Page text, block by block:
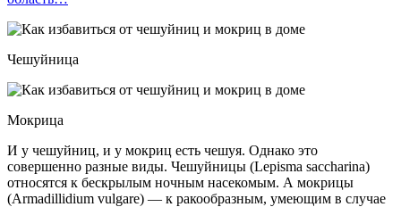
Чешуйница
Мокрица
И у чешуйниц, и у мокриц есть чешуя. Однако это
совершенно разные виды. Чешуйницы (Lepisma saccharina)
относятся к бескрылым ночным насекомым. А мокрицы
(Armadillidium vulgare) — к ракообразным, умеющим в случае